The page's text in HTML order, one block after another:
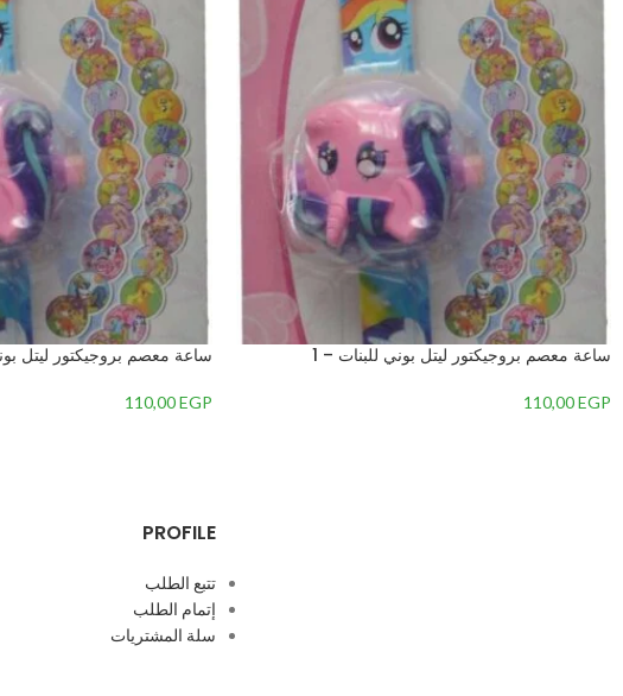
ساعة معصم بروجيكتور ليتل بوني للبنات – 1
110,00EGP
ساعة معصم بروجيكتور ليتل
110,00EGP
PROFILE
تتبع الطلب
إتمام الطلب
سلة المشتريات